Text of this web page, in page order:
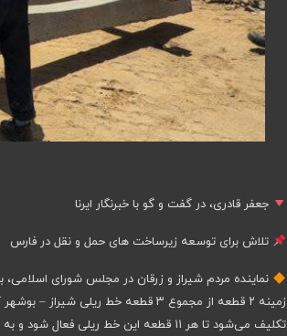
جعفر قادری، در گفت و گو با خبرنگار ایرنا
تلاش برای توسعه زیرساخت های حمل و نقل در فارس
نماینده مردم شیراز و زرقان در مجلس شورای
زمینه ۲ قطعه از مجموع ۳ قطعه خط
تکلیف می‌شود تا هر ۱۱ قطعه این خط ریلی فعال شود و به سرعت به نتیجه برسد.